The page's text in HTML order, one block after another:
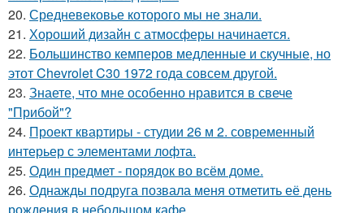
20. Средневековье которого мы не знали.
21. Хороший дизайн с атмосферы начинается.
22. Большинство кемперов медленные и скучные, но
этот Chevrolet C30 1972 года совсем другой.
23. Знаете, что мне особенно нравится в свече
"Прибой"?
24. Проект квартиры - студии 26 м 2. современный
интерьер с элементами лофта.
25. Один предмет - порядок во всём доме.
26. Однажды подруга позвала меня отметить её день